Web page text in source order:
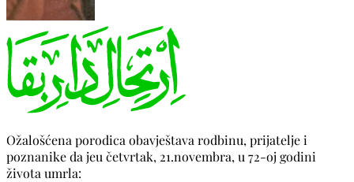
Ožalošćena porodica obavještava rodbinu, prijatelje i
poznanike da jeu četvrtak, 21.novembra, u 72-oj godini
života umrla: